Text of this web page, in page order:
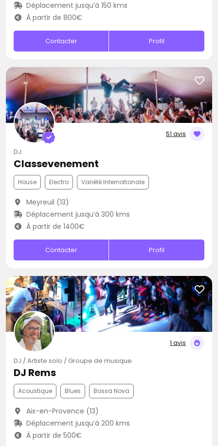
Déplacement jusqu’à 150 kms
À partir de 800€
Contacter Profil
51 avis
DJ
Classevenement
House Electro Variété Internationale
Meyreuil (13)
Déplacement jusqu’à 300 kms
À partir de 1400€
Contacter Profil
1 avis
DJ / Artiste solo / Groupe de musique
DJ Rems
Acoustique Blues Bossa Nova
Aix-en-Provence (13)
Déplacement jusqu’à 200 kms
À partir de 500€